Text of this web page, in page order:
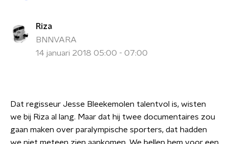
Riza
BNNVARA
14 januari 2018 05:00 - 07:00
Dat regisseur Jesse Bleekemolen talentvol is, wisten
we bij Riza al lang. Maar dat hij twee documentaires zou
gaan maken over paralympische sporters, dat hadden